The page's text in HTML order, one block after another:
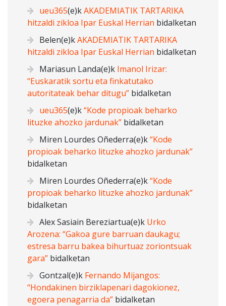
ueu365(e)kAKADEMIATIK TARTARIKA
hitzaldi zikloa Ipar Euskal Herrian bidalketan
Belen(e)kAKADEMIATIK TARTARIKA
hitzaldi zikloa Ipar Euskal Herrian bidalketan
Mariasun Landa(e)k Imanol Irizar:
“Euskaratik sortu eta finkatutako
autoritateak behar ditugu” bidalketan
ueu365(e)k“Kode propioak beharko
lituzke ahozko jardunak” bidalketan
Miren Lourdes Oñederra(e)k“Kode
propioak beharko lituzke ahozko jardunak”
bidalketan
Miren Lourdes Oñederra(e)k“Kode
propioak beharko lituzke ahozko jardunak”
bidalketan
Alex Sasiain Bereziartua(e)k Urko
Arozena: “Gakoa gure barruan daukagu;
estresa barru bakea bihurtuaz zoriontsuak
gara” bidalketan
Gontzal(e)k Fernando Mijangos:
“Hondakinen birziklapenari dagokionez,
egoera penagarria da” bidalketan